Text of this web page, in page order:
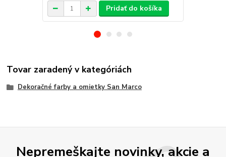
Pridať do košíka
Tovar zaradený v kategóriách
Dekoračné farby a omietky San Marco
Nepremeškajte novinky, akcie a